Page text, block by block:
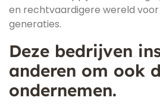
en rechtvaardigere wereld
generaties.
Deze bedrijven
anderen om ook
ondernemen.